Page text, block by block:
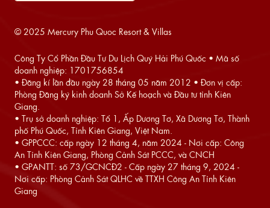
© 2025 Mercury Phu Quoc Resort & Villas
Công Ty Cổ Phần Đầu Tư Du Lịch Quý Hải Phú Quốc • Mã số
doanh nghiệp: 1701756854
• Đăng kí lần đầu ngày 28 tháng 05 năm 2012 • Đơn vị cấp:
Phòng Đăng ký kinh doanh Sở Kế hoạch và Đầu tư tỉnh Kiên
Giang.
• Trụ sở doanh nghiệp: Tổ 1, Ấp Dương Tơ, Xã Dương Tơ, Thành
phố Phú Quốc, Tỉnh Kiên Giang, Việt Nam.
• GPPCCC: cấp ngày 12 tháng 4, năm 2024 - Nơi cấp: Công
An Tỉnh Kiên Giang, Phòng Cảnh Sát PCCC, và CNCH
• GPANTT: số 73/GCNCĐ2 - Cấp ngày 27 tháng 9, 2024 -
Nơi cấp: Phòng Cảnh Sát QLHC về TTXH Công An Tỉnh Kiên
Giang